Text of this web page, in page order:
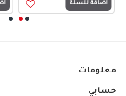
اضافة للسلة
معلومات
حسابي